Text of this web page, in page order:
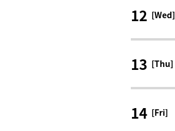
12 [Wed]
13 [Thu]
14 [Fri]